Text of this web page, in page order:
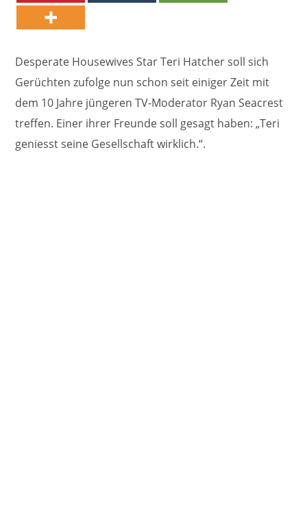
Desperate Housewives Star Teri Hatcher soll sich
Gerüchten zufolge nun schon seit einiger Zeit mit
dem 10 Jahre jüngeren TV-Moderator Ryan Seacrest
treffen. Einer ihrer Freunde soll gesagt haben: „Teri
geniesst seine Gesellschaft wirklich.“.